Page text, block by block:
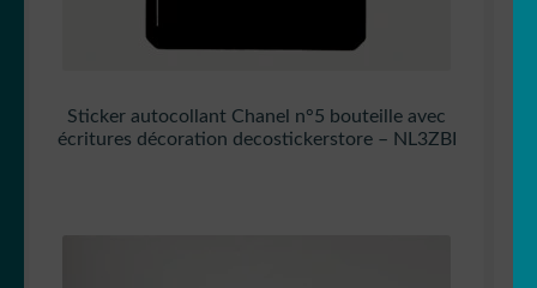
Sticker autocollant Chanel n°5 bouteille avec
écritures décoration decostickerstore – NL3ZBI